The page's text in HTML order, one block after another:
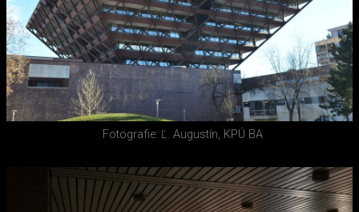
Fotografie: Ľ. Augustín, KPÚ BA